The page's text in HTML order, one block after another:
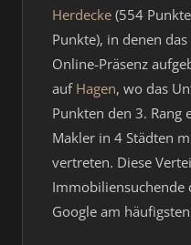
Herdecke (554
Punkte), in denen
Online-Präsenz
auf Hagen, wo das
Punkten den 3. Rang
Makler in 4 Städten
vertreten. Diese
Immobiliensuchende
Google am